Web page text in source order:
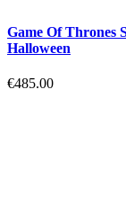
Game Of Thrones
Halloween
€485.00